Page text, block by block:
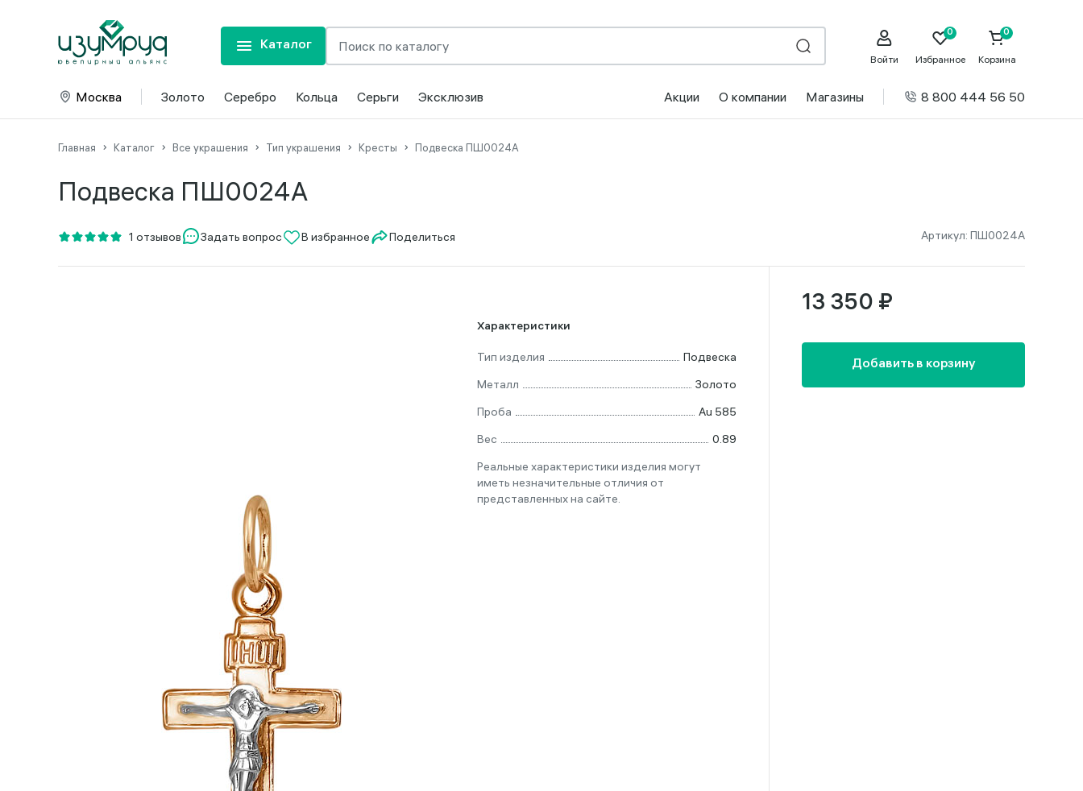
Каталог
Войти Избранное Корзина
Москва Золото Серебро Кольца Серьги Эксклюзив Акции О компании Магазины 8 800 444 56 50
Главная Каталог Все украшения Тип украшения Кресты Подвеска ПШ0024А
Подвеска ПШ0024А
Задать вопрос Поделиться Артикул: ПШ0024А
Характеристики
Тип изделия
Подвеска
Металл
Золото
Проба
Au 585
Вес
0.89
Реальные характеристики изделия могут
иметь незначительные отличия от
представленных на сайте.
13 350 ₽
Добавить в корзину